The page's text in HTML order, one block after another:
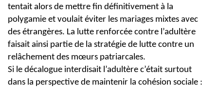
tentait alors de mettre fin définitivement à la
polygamie et voulait éviter les mariages mixtes avec
des étrangères. La lutte renforcée contre l’adultère
faisait ainsi partie de la stratégie de lutte contre un
relâchement des mœurs patriarcales.
Si le décalogue interdisait l’adultère c’était surtout
dans la perspective de maintenir la cohésion sociale :